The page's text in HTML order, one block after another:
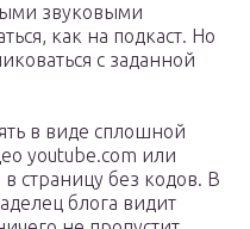
звуковыми
как на подкаст. Но
с заданной
в виде сплошной
youtube.com или
страницу без кодов. В
блога видит